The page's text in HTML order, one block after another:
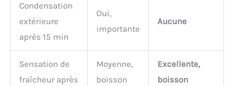
Condensation
extérieure
après 15 min
Oui,
importante
Aucune
Sensation de
fraîcheur après
Moyenne,
boisson
Excellente,
boisson